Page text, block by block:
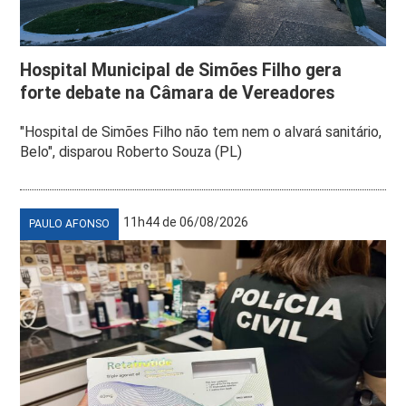
Hospital Municipal de Simões Filho gera
forte debate na Câmara de Vereadores
"Hospital de Simões Filho não tem nem o alvará sanitário,
Belo", disparou Roberto Souza (PL)
PAULO AFONSO 11h44 de 06/08/2026